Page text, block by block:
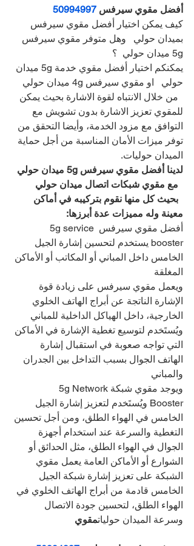
أفضل مقوي سيرفس 50994997
كيف يمكن اختيار أفضل مقوي سيرفس
بميدان حولي   وهل متوفر مقوي سيرفس
5g ميدان حولي  ؟
يمكنكم اختيار أفضل مقوي خدمة 5g ميدان
حولي   او مقوي سيرفس 4g ميدان حولي
من خلال الانتباه لقوة الاشارة بحيث يمكن
للمقوي تعزيز الاشارة بدون تشويش مع
التوافق مع مزود الخدمة، وأيضا التحقق من
توفر ميزات الأمان المناسبة من أجل حماية
الميدان حوليات.
لدينا أفضل مقوي سيرفس 5g ميدان حولي
مع مقوي شبكات اتصال ميدان حولي
بحيث كل منها نقوم بتركيبه في أماكن
معينة وله مميزات عدة أبرزها:
أفضل مقوي سيرفس 5g service
booster يستخدم لتحسين إشارة الجيل
الخامس داخل المباني أو المكاتب أو الأماكن
المغلقة
ويعمل مقوي سيرفس على زيادة قوة
الإشارة الناتجة عن أبراج الهاتف الخلوي
الخارجية، داخل الهياكل الداخلية للمباني
ويُستَخدم لتوسيع تغطية الإشارة في الأماكن
التي تواجه صعوبة في استقبال إشارة
الهاتف الجوال بسبب التداخل بين الجدران
والمباني
ويوجد مقوي شبكة5g Network
Booster ويُستَخدم لتعزيز إشارة الجيل
الخامس في الهواء الطلق، ومن أجل تحسين
التغطية والسرعة عند استخدام أجهزة
الجوال في الهواء الطلق، مثل الحدائق أو
الشوارع أو الأماكن العامة يعمل مقوي
الشبكة على تعزيز إشارة شبكة الجيل
الخامس قادمة من أبراج الهاتف الخلوي في
الهواء الطلق، لتحسين جودة الاتصال
وسرعة الميدان حولياتمقوي